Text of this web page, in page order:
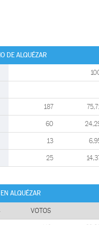
DE ALQUÉZAR
187
60
13
25
ALQUÉZAR
VOTOS